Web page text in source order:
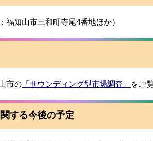
福知山市三和町寺尾4番地ほか）
市の 「サウンディング型市場調査」 をご
する今後の予定